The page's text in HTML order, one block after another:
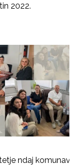
2022.
ndaj